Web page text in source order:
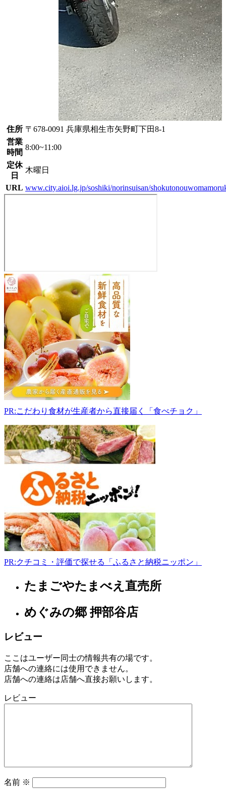
住所 〒678-0091 兵庫県相生市矢野町下田8-1
営業
時間
8:00~11:00
定休
日
木曜日
URL www.city.aioi.lg.jp/soshiki/norinsuisan/
コ
ス
モ
ス
の
里
678-
0091
兵
庫
県
相
生
市
矢
野
町
下
田
www.city.aioi.lg.jp/soshiki/norinsuisan/
8:00-
11:00
木
曜
日
PR:こだわり食材が生産者から直接届く「食べチョク」
PR:クチコミ・評価で探せる「ふるさと納税ニッポン」
兵
県
ァ
マ
ー
ズ
ー
17
たまごやたまべえ直売所
めぐみの郷 押部谷店
レビュー
ここはユーザー同士の情報共有の場です。
店舗への連絡には使用できません。
店舗への連絡は店舗へ直接お願いします。
レビュー
名前 ※